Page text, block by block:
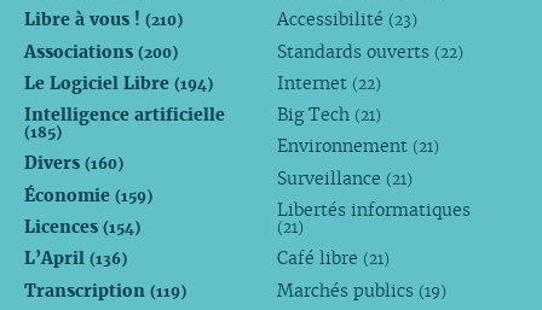
Libre à vous ! (210)
Associations (200)
Le Logiciel Libre (194)
Intelligence artificielle
(185)
Divers (160)
Économie (159)
Licences (154)
L’April (136)
Transcription (119)
Accessibilité (23)
Standards ouverts (22)
Internet (22)
Big Tech (21)
Environnement (21)
Surveillance (21)
Libertés informatiques
(21)
Café libre (21)
Marchés publics (19)